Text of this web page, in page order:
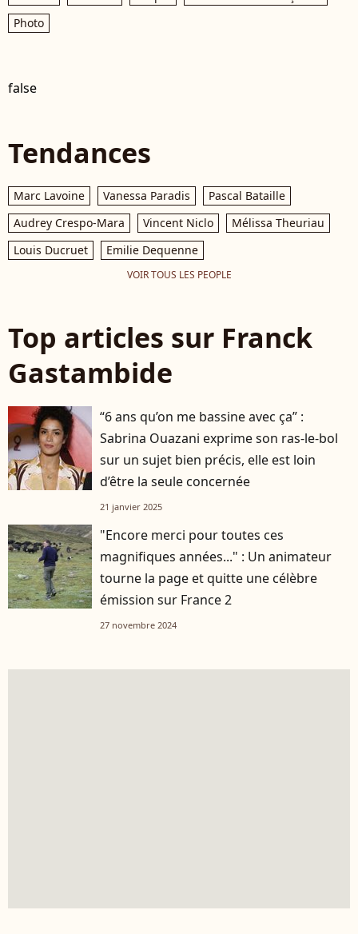
Photo
false
Tendances
Marc Lavoine Vanessa Paradis
Pascal Bataille
Audrey Crespo-Mara
Vincent Niclo
Mélissa Theuriau
Louis Ducruet
Emilie Dequenne
VOIR TOUS LES PEOPLE
Top articles sur Franck
Gastambide
“6 ans qu’on me bassine avec ça” :
Sabrina Ouazani exprime son ras-le-bol
sur un sujet bien précis, elle est loin
d’être la seule concernée
21 janvier 2025
"Encore merci pour toutes ces
magnifiques années..." : Un animateur
tourne la page et quitte une célèbre
émission sur France 2
27 novembre 2024